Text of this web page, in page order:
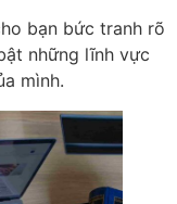
bạn bức tranh rõ
những lĩnh vực
mình.